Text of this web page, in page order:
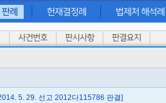
법
세
내
판례 헌재결정례 법제처 해석례
사건번호 판시사항 판결요지
5. 29. 선고 2012다115786 판결]